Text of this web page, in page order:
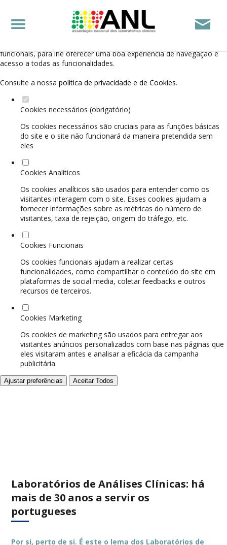
Defina as suas preferências de cookies para este
website.
funcionais, para lhe oferecer uma boa experiência de navegação e
acesso a todas as funcionalidades.
Consulte a nossa política de privacidade e de Cookies.
Cookies necessários (obrigatório)
Os cookies necessários são cruciais para as funções básicas
do site e o site não funcionará da maneira pretendida sem
eles
Cookies Analíticos
Os cookies analíticos são usados para entender como os
visitantes interagem com o site. Esses cookies ajudam a
fornecer informações sobre as métricas do número de
visitantes, taxa de rejeição, origem do tráfego, etc.
Cookies Funcionais
Os cookies funcionais ajudam a realizar certas
funcionalidades, como compartilhar o conteúdo do site em
plataformas de social media, coletar feedbacks e outros
recursos de terceiros.
Cookies Marketing
Os cookies de marketing são usados para entregar aos
visitantes anúncios personalizados com base nas páginas que
eles visitaram antes e analisar a eficácia da campanha
publicitária.
Ajustar preferências Aceitar Todos
Laboratórios de Análises Clínicas: há
mais de 30 anos a servir os
portugueses
Por si, perto de si. É este o lema dos Laboratórios de